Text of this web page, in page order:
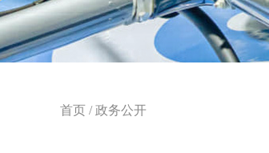
首页 /政务公开